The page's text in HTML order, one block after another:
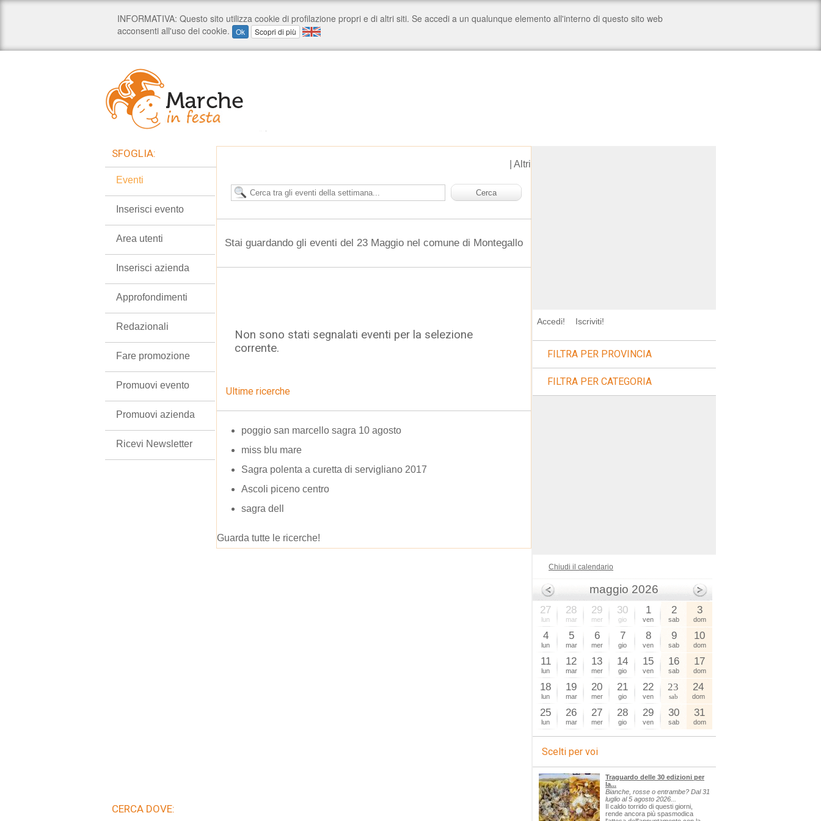
Altri
Stai guardando gli eventi del 23 Maggio nel comune di Montegallo
Non sono stati segnalati eventi per la selezione
corrente.
Ultime ricerche
poggio san marcello sagra 10 agosto
miss blu mare
Sagra polenta a curetta di servigliano 2017
Ascoli piceno centro
sagra dell
Guarda tutte le ricerche!
SFOGLIA:
Eventi
Inserisci evento
Area utenti
Inserisci azienda
Approfondimenti
Redazionali
Fare promozione
Promuovi evento
Promuovi azienda
Ricevi Newsletter
CERCA DOVE:
Accedi! Iscriviti!
FILTRA PER PROVINCIA
FILTRA PER CATEGORIA
Chiudi il calendario
maggio 2026
27
lun
28
mar
29
mer
30
gio
1
ven
2
sab
3
dom
4
lun
5
mar
6
mer
7
gio
8
ven
9
sab
10
dom
11
lun
12
mar
13
mer
14
gio
15
ven
16
sab
17
dom
18
lun
19
mar
20
mer
21
gio
22
ven
23
sab
24
dom
25
lun
26
mar
27
mer
28
gio
29
ven
30
sab
31
dom
Scelti per voi
Traguardo delle 30 edizioni per
la...
Bianche, rosse o entrambe? Dal 31
luglio al 5 agosto 2026...
Il caldo torrido di questi giorni,
rende ancora più spasmodica